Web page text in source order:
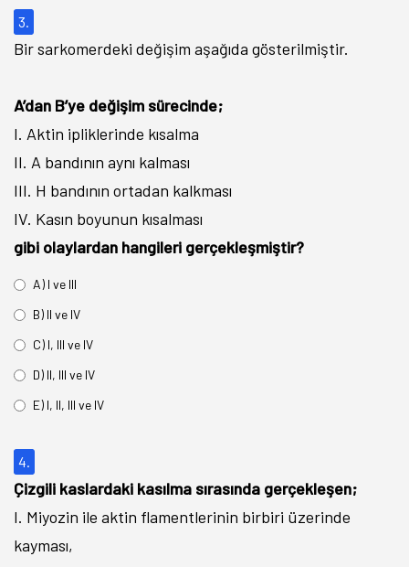
3.
Bir sarkomerdeki değişim aşağıda gösterilmiştir.
A’dan B’ye değişim sürecinde;
I. Aktin ipliklerinde kısalma
II. A bandının aynı kalması
III. H bandının ortadan kalkması
IV. Kasın boyunun kısalması
gibi olaylardan hangileri gerçekleşmiştir?
A) I ve III
B) II ve IV
C) I, III ve IV
D) II, III ve IV
E) I, II, III ve IV
4.
Çizgili kaslardaki kasılma sırasında gerçekleşen;
I. Miyozin ile aktin flamentlerinin birbiri üzerinde
kayması,